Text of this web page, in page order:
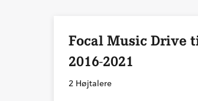
Focal Music Drive
2016-2021
2 Højtalere